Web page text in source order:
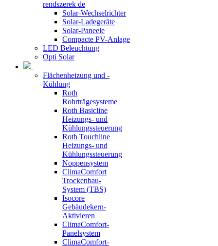
rendszerek de
Solar-Wechselrichter
Solar-Ladegeräte
Solar-Paneele
Compacte PV-Anlage
LED Beleuchtung
Opti Solar
Flächenheizung und -
Kühlung
Roth
Rohrträgesysteme
Roth Basicline
Heizungs- und
Kühlungssteuerung
Roth Touchline
Heizungs- und
Kühlungssteuerung
Noppensystem
ClimaComfort
Trockenbau-
System (TBS)
Isocore
Gebäudekern-
Aktivieren
ClimaComfort-
Panelsystem
ClimaComfort-